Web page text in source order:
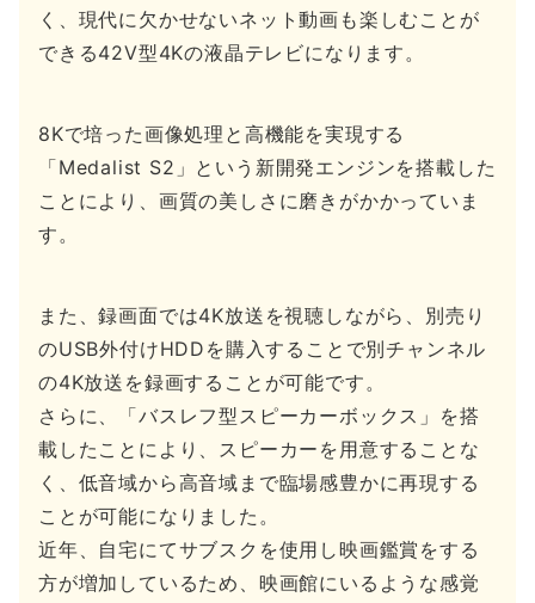
く、現代に欠かせないネット動画も楽しむことが
できる42V型4Kの液晶テレビになります。
8Kで培った画像処理と高機能を実現する
「Medalist S2」という新開発エンジンを搭載した
ことにより、画質の美しさに磨きがかかっていま
す。
また、録画面では4K放送を視聴しながら、別売り
のUSB外付けHDDを購入することで別チャンネル
の4K放送を録画することが可能です。
さらに、「バスレフ型スピーカーボックス」を搭
載したことにより、スピーカーを用意することな
く、低音域から高音域まで臨場感豊かに再現する
ことが可能になりました。
近年、自宅にてサブスクを使用し映画鑑賞をする
方が増加しているため、映画館にいるような感覚